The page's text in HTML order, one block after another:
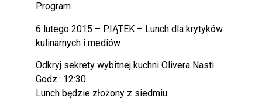
Program
6 lutego 2015 – PIĄTEK – Lunch dla krytyków
kulinarnych i mediów
Odkryj sekrety wybitnej kuchni Olivera Nasti
Godz.: 12:30
Lunch będzie złożony z siedmiu